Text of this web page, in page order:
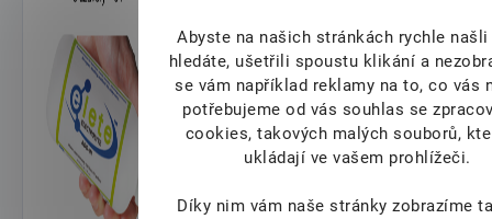
Abyste na našich stránkách rychle
hledáte, ušetřili spoustu klikání a
se vám například reklamy na to, co vás
potřebujeme od vás souhlas se
cookies, takových malých souborů,
ukládají ve vašem prohlížeči.
Díky nim vám naše stránky zobrazíme